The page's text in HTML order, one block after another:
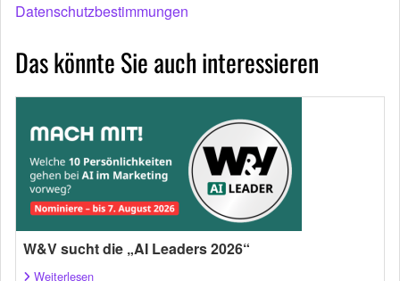
Datenschutzbestimmungen
Das könnte Sie auch interessieren
W&V sucht die „AI Leaders 2026“
Weiterlesen